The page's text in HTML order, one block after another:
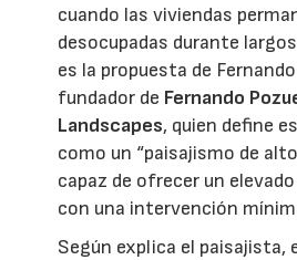
cuando las viviendas
desocupadas durante
es la propuesta de
fundador de Fernando
Landscapes, quien define
como un “paisajismo de
capaz de ofrecer un
con una intervención
Según explica el paisajista,